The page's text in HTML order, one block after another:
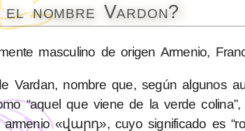
nombre Vardon?
masculino de origen Armenio,
nombre que, según algunos
“aquel que viene de la verde
«վարդ», cuyo significado es